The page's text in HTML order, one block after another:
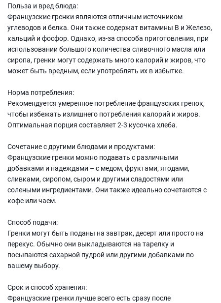
Польза и вред блюда:
Французские гренки являются отличным источником
углеводов и белка. Они также содержат витамины В и Железо,
кальций и фосфор. Однако, из-за способа приготовления, при
использовании большого количества сливочного масла или
сиропа, гренки могут содержать много калорий и жиров, что
может быть вредным, если употреблять их в избытке.
Норма потребления:
Рекомендуется умеренное потребление французских гренок,
чтобы избежать излишнего потребления калорий и жиров.
Оптимальная порция составляет 2-3 кусочка хлеба.
Сочетание с другими блюдами и продуктами:
Французские гренки можно подавать с различными
добавками и надеждами – с медом, фруктами, ягодами,
сливками, сиропом, сыром и другими сладостями или
солеными ингредиентами. Они также идеально сочетаются с
кофе или чаем.
Способ подачи:
Гренки могут быть поданы на завтрак, десерт или просто на
перекус. Обычно они выкладываются на тарелку и
посыпаются сахарной пудрой или другими добавками по
вашему выбору.
Срок и способ хранения:
Французские гренки лучше всего есть сразу после